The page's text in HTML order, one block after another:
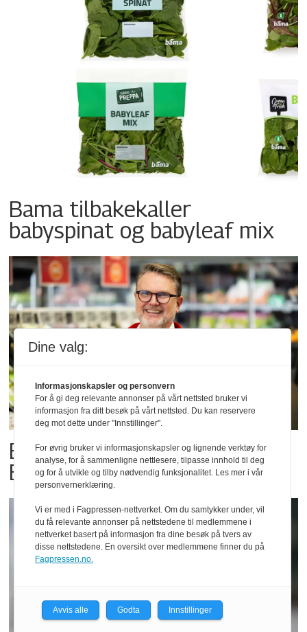
Bama tilbakekaller
babyspinat og babyleaf mix
Billigbonanza da Norge slo
Elfenbenkysten
Dine valg:
Informasjonskapsler og personvern
For å gi deg relevante annonser på vårt nettsted bruker vi
informasjon fra ditt besøk på vårt nettsted. Du kan reservere
deg mot dette under "Innstillinger".
For øvrig bruker vi informasjonskapsler og lignende verktøy for
analyse, for å sammenligne nettlesere, tilpasse innhold til deg
og for å utvikle og tilby nødvendig funksjonalitet. Les mer i vår
personvernerklæring.
Vi er med i Fagpressen-nettverket. Om du samtykker under, vil
du få relevante annonser på nettstedene til medlemmene i
nettverket basert på informasjon fra dine besøk på tvers av
disse nettstedene. En oversikt over medlemmene finner du på
Fagpressen.no.
Avvis alle Godta Innstillinger